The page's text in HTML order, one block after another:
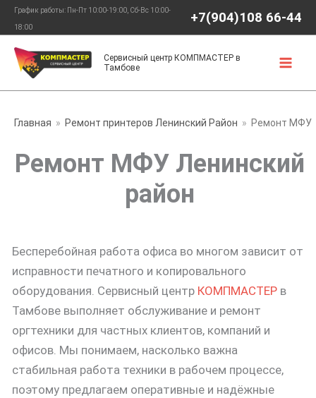
Перейти
содержимому
График работы: Пн-Пт 10:00-19:00, Сб-Вс 10:00-
18:00
+7(904)108 66-44
Сервисный центр КОМПМАСТЕР в
Тамбове
Главная Ремонт принтеров Ленинский Район Ремонт МФУ
Ремонт МФУ Ленинский
район
Бесперебойная работа офиса во многом зависит от
исправности печатного и копировального
оборудования. Сервисный центр КОМПМАСТЕР в
Тамбове выполняет обслуживание и ремонт
оргтехники для частных клиентов, компаний и
офисов. Мы понимаем, насколько важна
стабильная работа техники в рабочем процессе,
поэтому предлагаем оперативные и надёжные